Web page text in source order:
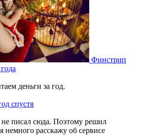
Финстрип
деньги за год.
спустя
не писал сюда. Поэтому решил
немного расскажу об сервисе